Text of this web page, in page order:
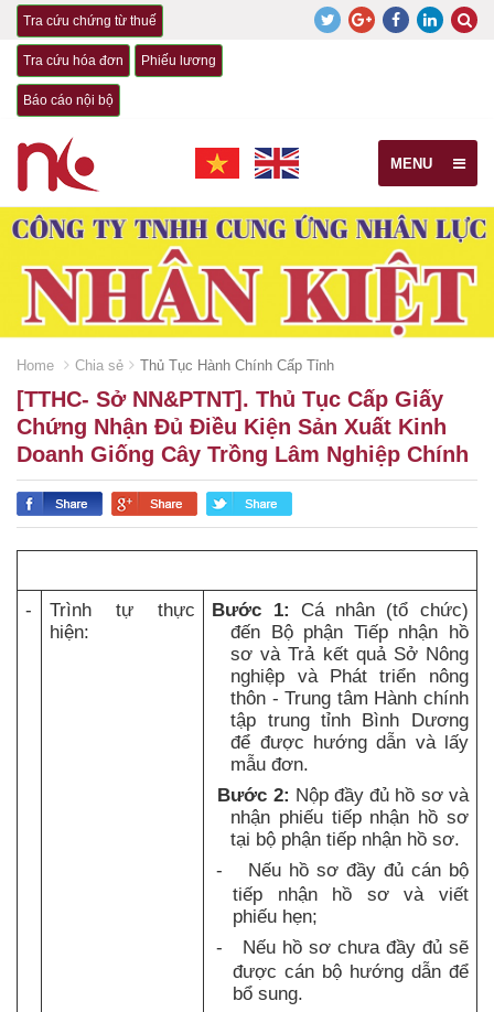
Tra cứu chứng từ thuế
Tra cứu hóa đơn Phiếu lương
Báo cáo nội bộ
MENU
Home Chia sẻ Thủ Tục Hành Chính Cấp Tỉnh
[TTHC- Sở NN&PTNT]. Thủ Tục Cấp Giấy
Chứng Nhận Đủ Điều Kiện Sản Xuất Kinh
Doanh Giống Cây Trồng Lâm Nghiệp Chính
-
Trình tự thực
hiện:
Bước 1: Cá nhân (tổ chức)
đến Bộ phận Tiếp nhận hồ
sơ và Trả kết quả Sở Nông
nghiệp và Phát triển nông
thôn - Trung tâm Hành chính
tập trung tỉnh Bình Dương
để được hướng dẫn và lấy
mẫu đơn.
Bước 2: Nộp đầy đủ hồ sơ và
nhận phiếu tiếp nhận hồ sơ
tại bộ phận tiếp nhận hồ sơ.
-
Nếu hồ sơ đầy đủ cán bộ
tiếp nhận hồ sơ và viết
phiếu hẹn;
-
Nếu hồ sơ chưa đầy đủ sẽ
được cán bộ hướng dẫn để
bổ sung.